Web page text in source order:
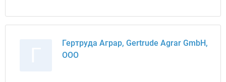
Гертруда Аграр, Gertrude Agrar GmbH,
ООО